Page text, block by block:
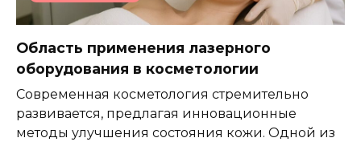
Область применения лазерного
оборудования в косметологии
Современная косметология стремительно
развивается, предлагая инновационные
методы улучшения состояния кожи. Одной из